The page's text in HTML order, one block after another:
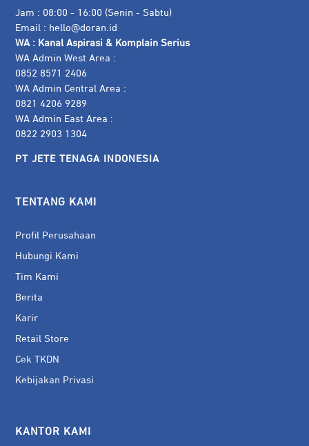
Jam : 08:00 - 16:00 (Senin - Sabtu)
Email : hello@doran.id
WA : Kanal Aspirasi & Komplain Serius
WA Admin West Area :
0852 8571 2406
WA Admin Central Area :
0821 4206 9289
WA Admin East Area :
0822 2903 1304
PT JETE TENAGA INDONESIA
TENTANG KAMI
Profil Perusahaan
Hubungi Kami
Tim Kami
Berita
Karir
Retail Store
Cek TKDN
Kebijakan Privasi
KANTOR KAMI